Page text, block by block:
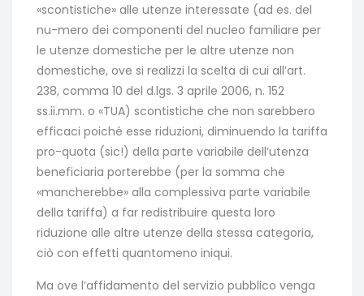
«scontistiche» alle utenze interessate (ad es. del
nu-mero dei componenti del nucleo familiare per
le utenze domestiche per le altre utenze non
domestiche, ove si realizzi la scelta di cui all’art.
238, comma 10 del d.lgs. 3 aprile 2006, n. 152
ss.ii.mm. o «TUA) scontistiche che non sarebbero
efficaci poiché esse riduzioni, diminuendo la tariffa
pro-quota (sic!) della parte variabile dell’utenza
beneficiaria porterebbe (per la somma che
«mancherebbe» alla complessiva parte variabile
della tariffa) a far redistribuire questa loro
riduzione alle altre utenze della stessa categoria,
ciò con effetti quantomeno iniqui.
Ma ove l’affidamento del servizio pubblico venga